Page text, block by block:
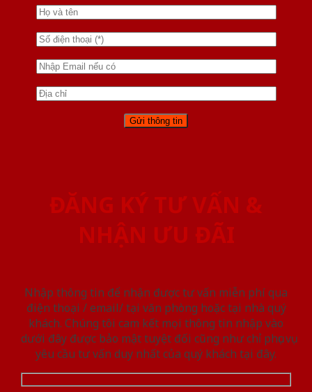
ĐĂNG KÝ TƯ VẤN &
NHẬN ƯU ĐÃI
Nhập thông tin để nhận được tư vấn miễn phí qua
điện thoại / email/ tại văn phòng hoặc tại nhà quý
khách. Chúng tôi cam kết mọi thông tin nhập vào
dưới đây được bảo mật tuyệt đối cũng như chỉ phục vụ
yêu cầu tư vấn duy nhất của quý khách tại đây.